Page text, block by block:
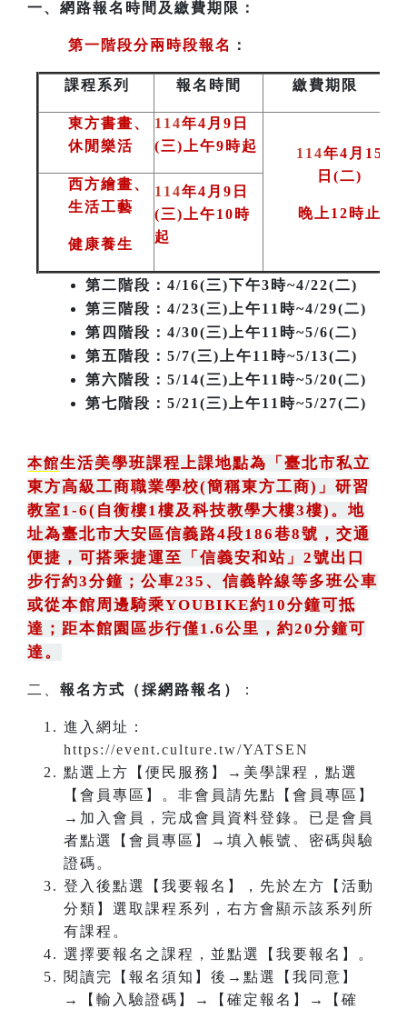
一、 網路報名時間及繳費期限：
第一階段分兩時段報名 ：
課程系列 報名時間 繳費期限
東方書畫、
休閒樂活
114年4月9日
(三)上午9時起
114年4月15
日(二)
晚上12時止
西方繪畫、
生活工藝
健康養生
114年4月9日
(三)上午10時
起
第二階段 ：4/16(三)下午3時~4/22(二)
第三階段 ：4/23(三)上午11時~4/29(二)
第四階段：4/30(三)上午11時~5/6(二)
第五階段：5/7(三)上午11時~5/13(二)
第六階段：5/14(三)上午11時~5/20(二)
第七階段：5/21(三)上午11時~5/27(二)
本館生活美學班課程上課地點為 「 臺北市私立
東方高級工商職業學校(簡稱東方工商) 」 研習
教室1-6(自衡樓1樓及科技教學大樓3樓)。地
址為臺北市大安區信義路4段186巷8號 ， 交通
便捷，可搭乘捷運至「信義安和站」2號出口
步行約3分鐘 ； 公車235 、 信義幹線等多班公車
或從本館周邊騎乘YOUBIKE約10分鐘可抵
達；距本館園區步行僅1.6公里，約20分鐘可
達。
二、 報名方式（採網路報名） ：
進入網址：
https://event.culture.tw/YATSEN
點選上方【便民服務】→美學課程，點選
【會員專區】。非會員請先點【會員專區】
→加入會員，完成會員資料登錄。已是會員
者點選【會員專區】→填入帳號、密碼與驗
證碼。
登入後點選【我要報名】，先於左方【活動
分類】選取課程系列，右方會顯示該系列所
有課程。
選擇要報名之課程，並點選【我要報名】。
閱讀完【報名須知】後→點選【我同意】
→【輸入驗證碼】→【確定報名】→【確